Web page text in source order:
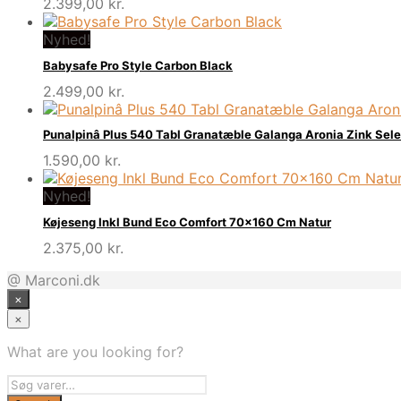
2.399,00 kr.
Nyhed!
Babysafe Pro Style Carbon Black
2.499,00 kr.
Punalpinâ Plus 540 Tabl Granatæble Galanga Aronia Zink
1.590,00 kr.
Nyhed!
Køjeseng Inkl Bund Eco Comfort 70×160 Cm Natur
2.375,00 kr.
@ Marconi.dk
×
×
What are you looking for?